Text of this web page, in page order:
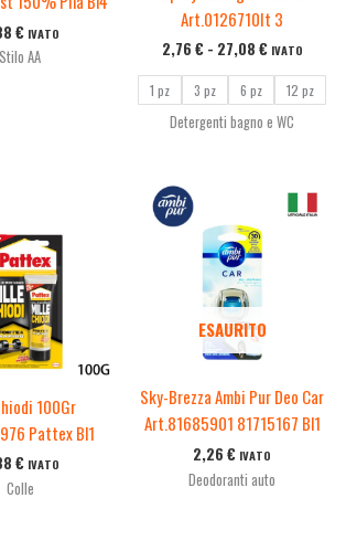
€ IVATO
Stilo AA
Art.0126710It 3
2,76 € - 27,08 € IVATO
1 pz 3 pz 6 pz 12 pz
Detergenti bagno e WC
100Gr
Pattex Bl1
€ IVATO
Colle
ESAURITO
Sky-Brezza Ambi Pur Deo Car
Art.81685901 81715167 Bl1
2,26€ IVATO
Deodoranti auto